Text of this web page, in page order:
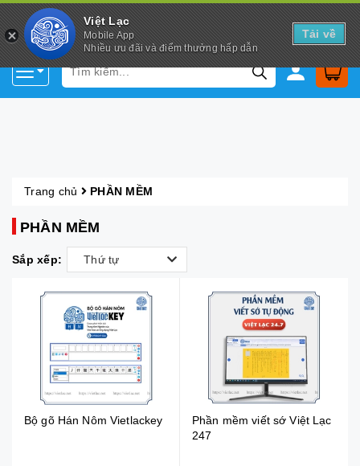
Việt Lạc
Mobile App
Nhiều ưu đãi và điểm thưởng hấp dẫn
Tải về
Trang chủ PHẦN MỀM
PHẦN MỀM
Sắp xếp: Thứ tự
Bộ gõ Hán Nôm Vietlackey
Phần mềm viết sớ Việt Lạc
247